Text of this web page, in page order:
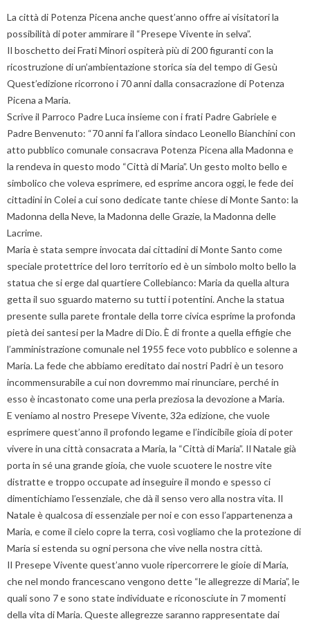
La città di Potenza Picena anche quest’anno offre ai visitatori la
possibilità di poter ammirare il “Presepe Vivente in selva”.
Il boschetto dei Frati Minori ospiterà più di 200 figuranti con la
ricostruzione di un’ambientazione storica sia del tempo di Gesù
Quest’edizione ricorrono i 70 anni dalla consacrazione di Potenza
Picena a Maria.
Scrive il Parroco Padre Luca insieme con i frati Padre Gabriele e
Padre Benvenuto: “70 anni fa l’allora sindaco Leonello Bianchini con
atto pubblico comunale consacrava Potenza Picena alla Madonna e
la rendeva in questo modo “Città di Maria”. Un gesto molto bello e
simbolico che voleva esprimere, ed esprime ancora oggi, le fede dei
cittadini in Colei a cui sono dedicate tante chiese di Monte Santo: la
Madonna della Neve, la Madonna delle Grazie, la Madonna delle
Lacrime.
Maria è stata sempre invocata dai cittadini di Monte Santo come
speciale protettrice del loro territorio ed è un simbolo molto bello la
statua che si erge dal quartiere Collebianco: Maria da quella altura
getta il suo sguardo materno su tutti i potentini. Anche la statua
presente sulla parete frontale della torre civica esprime la profonda
pietà dei santesi per la Madre di Dio. È di fronte a quella effigie che
l’amministrazione comunale nel 1955 fece voto pubblico e solenne a
Maria. La fede che abbiamo ereditato dai nostri Padri è un tesoro
incommensurabile a cui non dovremmo mai rinunciare, perché in
esso è incastonato come una perla preziosa la devozione a Maria.
E veniamo al nostro Presepe Vivente, 32a edizione, che vuole
esprimere quest’anno il profondo legame e l’indicibile gioia di poter
vivere in una città consacrata a Maria, la “Città di Maria”. Il Natale già
porta in sé una grande gioia, che vuole scuotere le nostre vite
distratte e troppo occupate ad inseguire il mondo e spesso ci
dimentichiamo l’essenziale, che dà il senso vero alla nostra vita. Il
Natale è qualcosa di essenziale per noi e con esso l’appartenenza a
Maria, e come il cielo copre la terra, così vogliamo che la protezione di
Maria si estenda su ogni persona che vive nella nostra città.
Il Presepe Vivente quest’anno vuole ripercorrere le gioie di Maria,
che nel mondo francescano vengono dette “le allegrezze di Maria”, le
quali sono 7 e sono state individuate e riconosciute in 7 momenti
della vita di Maria. Queste allegrezze saranno rappresentate dai